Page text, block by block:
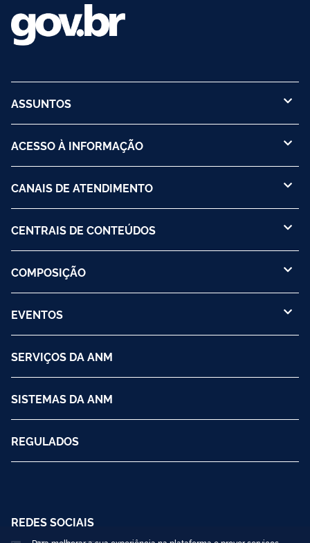
ASSUNTOS
ACESSO À INFORMAÇÃO
CANAIS DE ATENDIMENTO
CENTRAIS DE CONTEÚDOS
COMPOSIÇÃO
EVENTOS
SERVIÇOS DA ANM
SISTEMAS DA ANM
REGULADOS
REDES SOCIAIS